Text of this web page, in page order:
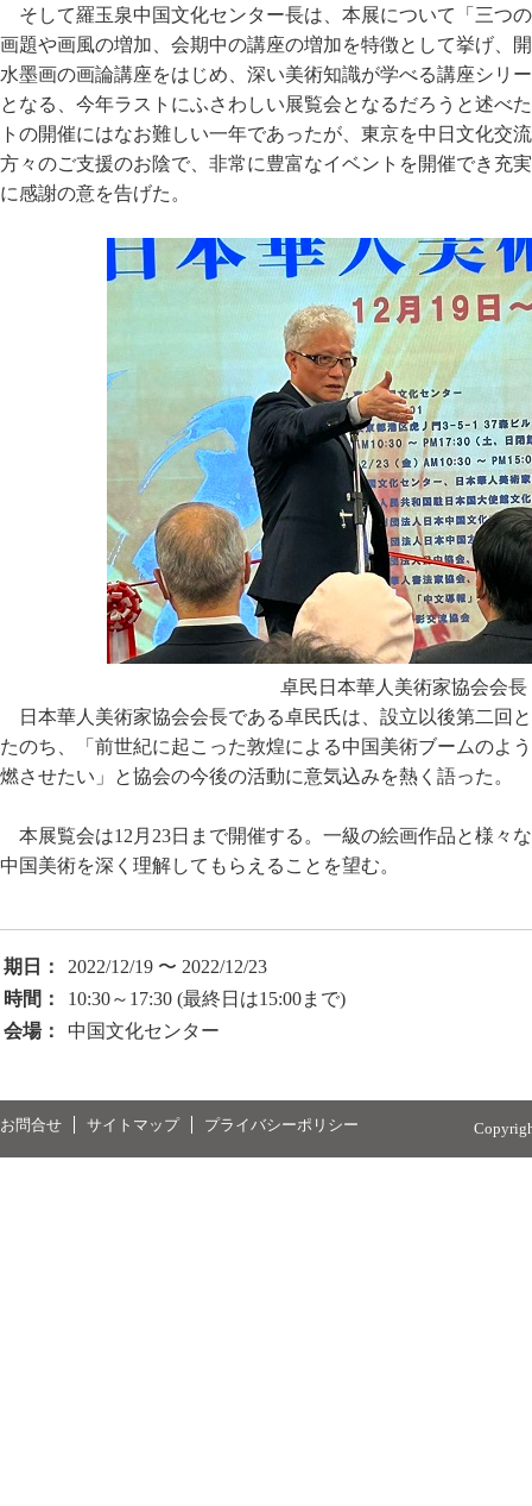
そして羅玉泉中国文化センター長は、本展について「三つ
画題や画風の増加、会期中の講座の増加を特徴として挙げ、
水墨画の画論講座をはじめ、深い美術知識が学べる講座シリ
となる、今年ラストにふさわしい展覧会となるだろうと述べ
トの開催にはなお難しい一年であったが、東京を中日文化交
方々のご支援のお陰で、非常に豊富なイベントを開催でき充
に感謝の意を告げた。
卓民日本華人美術家協会会長
日本華人美術家協会会長である卓民氏は、設立以後第二回
たのち、「前世紀に起こった敦煌による中国美術ブームのよ
燃させたい」と協会の今後の活動に意気込みを熱く語った。
本展覧会は12月23日まで開催する。一級の絵画作品と様々
中国美術を深く理解してもらえることを望む。
期日：
2022/12/19 〜 2022/12/23
時間：
10:30～17:30 (最終日は15:00まで)
会場：
中国文化センター
お問合せ サイトマップ プライバシーポリシー